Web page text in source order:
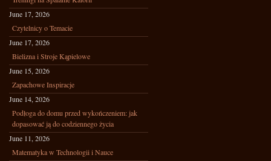
June 17, 2026
Czytelnicy o Temacie
June 17, 2026
Bielizna i Stroje Kąpielowe
June 15, 2026
Zapachowe Inspiracje
June 14, 2026
Podłoga do domu przed wykończeniem: jak
dopasować ją do codziennego życia
June 11, 2026
Matematyka w Technologii i Nauce